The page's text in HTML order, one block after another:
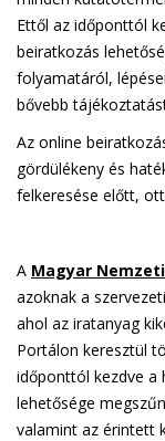
Ettől az időponttól
beiratkozás
folyamatáról,
bővebb
Az online
gördülékeny és
felkeresése előtt,
A Magyar
azoknak a
ahol az iratanyag
Portálon keresztül
időponttól kezdve a
lehetősége
valamint az érintett